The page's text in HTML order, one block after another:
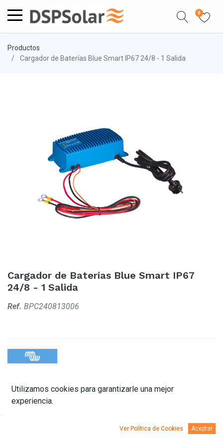
0
Productos
Cargador de Baterías Blue Smart IP67 24/8 - 1 Salida
Cargador de Baterías Blue Smart IP67
24/8 - 1 Salida
Ref. BPC240813006
Utilizamos cookies para garantizarle una mejor
experiencia.
Ver Política de Cookies Aceptar